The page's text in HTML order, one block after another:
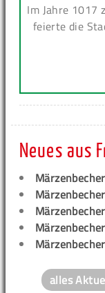
Im Jahre 1017
feierte die
Neues aus
alles